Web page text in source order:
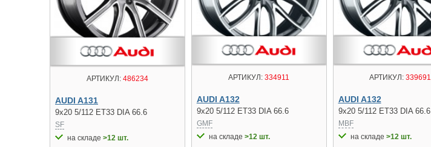
АРТИКУЛ:486234
AUDI A131
9x20 5/112 ET33 DIA 66.6
SF
на складе >12 шт.
АРТИКУЛ: 334911
AUDI A132
9x20 5/112 ET33 DIA 66.6
GMF
на складе >12 шт.
АРТИКУЛ: 339691
AUDI A132
9x20 5/112 ET33 DIA 66.6
MBF
на складе >12 шт.